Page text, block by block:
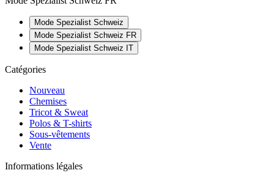
Mode Spezialist Schweiz
Mode Spezialist Schweiz FR
Mode Spezialist Schweiz IT
Catégories
Nouveau
Chemises
Tricot & Sweat
Polos & T-shirts
Sous-vêtements
Vente
Informations légales